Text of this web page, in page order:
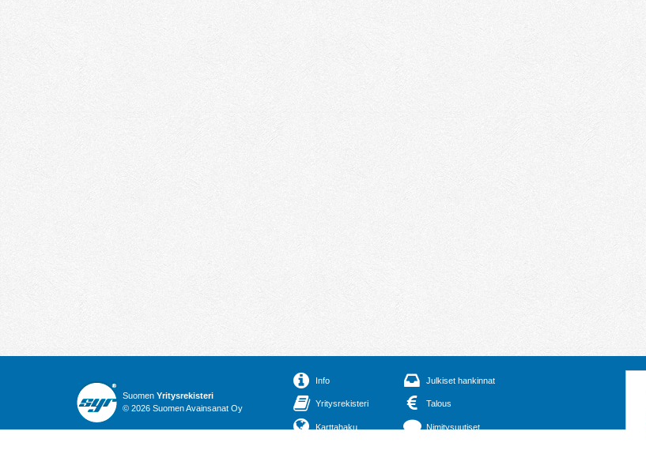
Suomen Yritysrekisteri
© 2026 Suomen Avainsanat Oy
Info
Yritysrekisteri
Karttahaku
Julkiset hankinnat
Talous
Nimitysuutiset